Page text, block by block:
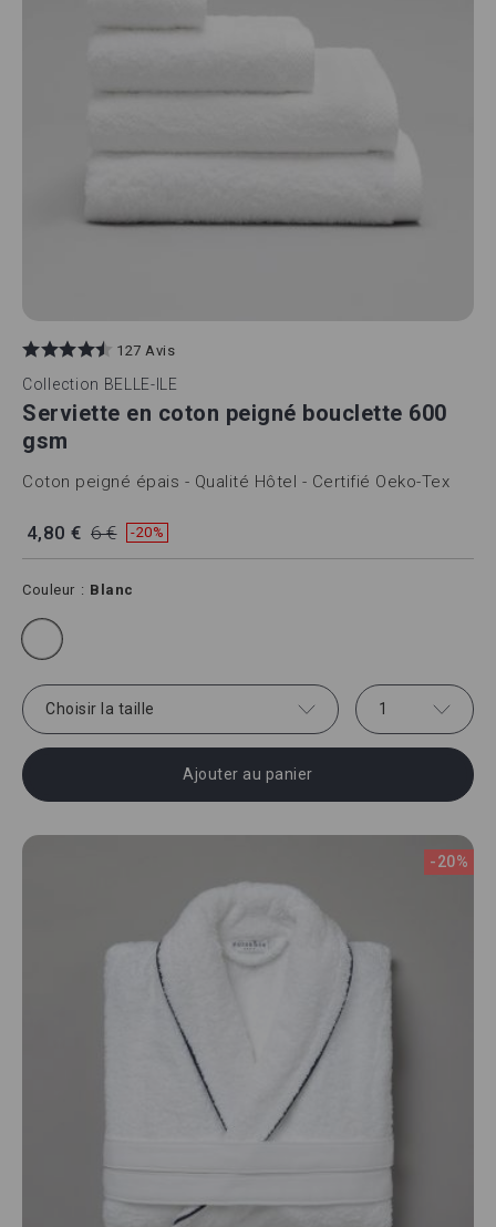
127 Avis
Collection BELLE-ILE
Serviette en coton peigné bouclette 600
gsm
Coton peigné épais - Qualité Hôtel - Certifié Oeko-Tex
4,80 € 6 € -20%
Couleur Blanc
Choisir la taille 1
Ajouter au panier
-20%